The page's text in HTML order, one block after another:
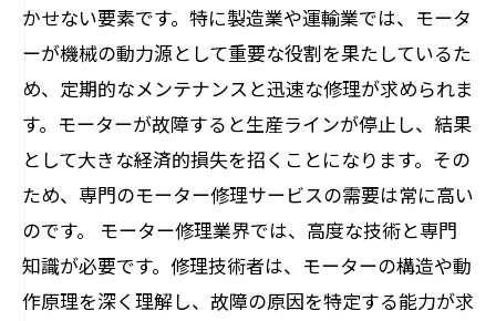
かせない要素です。特に製造業や運輸業では、モータ
ーが機械の動力源として重要な役割を果たしているた
め、定期的なメンテナンスと迅速な修理が求められま
す。モーターが故障すると生産ラインが停止し、結果
として大きな経済的損失を招くことになります。その
ため、専門のモーター修理サービスの需要は常に高い
のです。 モーター修理業界では、高度な技術と専門
知識が必要です。修理技術者は、モーターの構造や動
作原理を深く理解し、故障の原因を特定する能力が求